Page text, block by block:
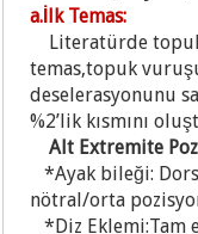
a.İlk Temas:
Literatürde
temas,topuk
deselerasyonunu
%2’lik kısmını
Alt Extremite
*Ayak bileği:
nötral/orta
*Diz Eklemi:Tam